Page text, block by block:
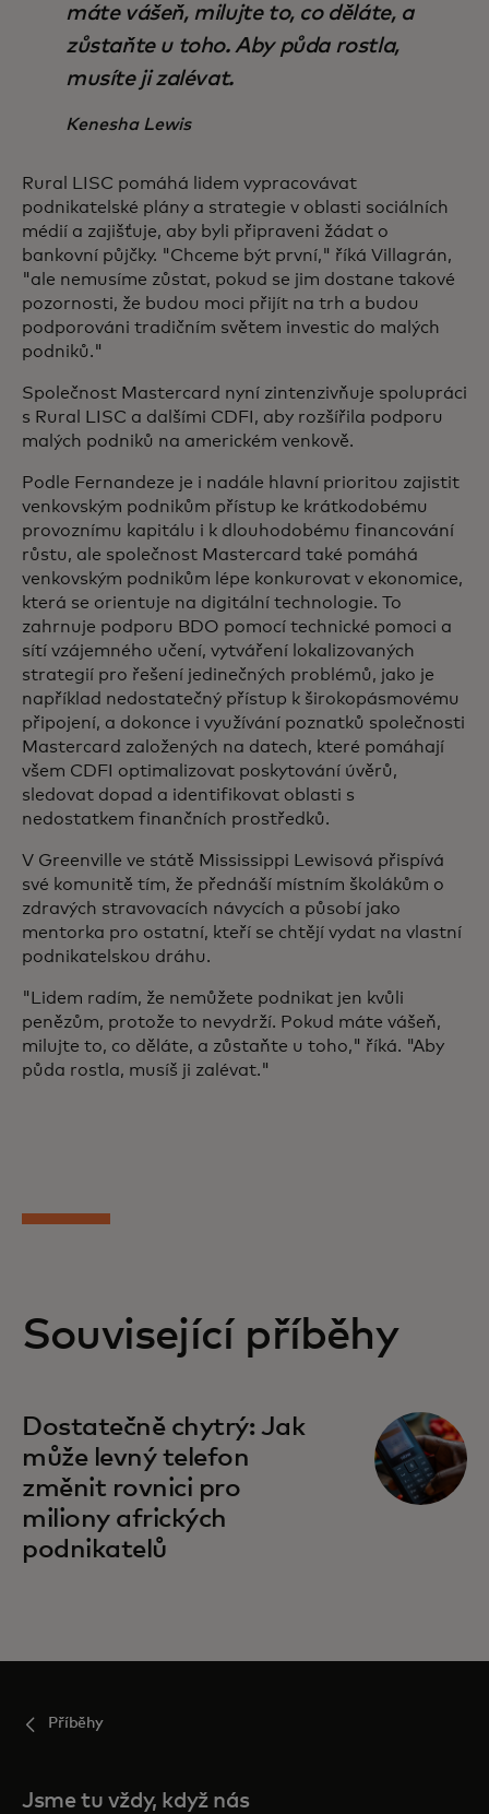
máte vášeň, milujte to, co děláte, a
zůstaňte u toho. Aby půda rostla,
musíte ji zalévat.
Kenesha Lewis
Rural LISC pomáhá lidem vypracovávat
podnikatelské plány a strategie v oblasti sociálních
médií a zajišťuje, aby byli připraveni žádat o
bankovní půjčky. "Chceme být první," říká Villagrán,
"ale nemusíme zůstat, pokud se jim dostane takové
pozornosti, že budou moci přijít na trh a budou
podporováni tradičním světem investic do malých
podniků."
Společnost Mastercard nyní zintenzivňuje spolupráci
s Rural LISC a dalšími CDFI, aby rozšířila podporu
malých podniků na americkém venkově.
Podle Fernandeze je i nadále hlavní prioritou zajistit
venkovským podnikům přístup ke krátkodobému
provoznímu kapitálu i k dlouhodobému financování
růstu, ale společnost Mastercard také pomáhá
venkovským podnikům lépe konkurovat v ekonomice,
která se orientuje na digitální technologie. To
zahrnuje podporu BDO pomocí technické pomoci a
sítí vzájemného učení, vytváření lokalizovaných
strategií pro řešení jedinečných problémů, jako je
například nedostatečný přístup k širokopásmovému
připojení, a dokonce i využívání poznatků společnosti
Mastercard založených na datech, které pomáhají
všem CDFI optimalizovat poskytování úvěrů,
sledovat dopad a identifikovat oblasti s
nedostatkem finančních prostředků.
V Greenville ve státě Mississippi Lewisová přispívá
své komunitě tím, že přednáší místním školákům o
zdravých stravovacích návycích a působí jako
mentorka pro ostatní, kteří se chtějí vydat na vlastní
podnikatelskou dráhu.
"Lidem radím, že nemůžete podnikat jen kvůli
penězům, protože to nevydrží. Pokud máte vášeň,
milujte to, co děláte, a zůstaňte u toho," říká. "Aby
půda rostla, musíš ji zalévat."
Související příběhy
Dostatečně chytrý: Jak
může levný telefon
změnit rovnici pro
miliony afrických
podnikatelů
Příběhy
Jsme tu vždy, když nás